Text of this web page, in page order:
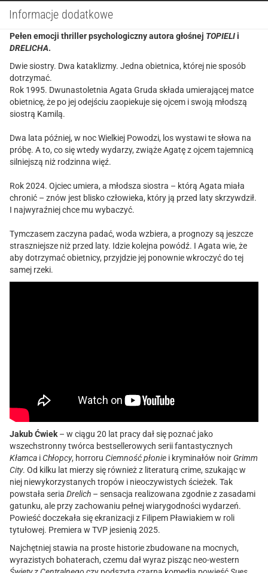
Informacje dodatkowe
Pełen emocji thriller psychologiczny autora głośnej TOPIELIi
DRELICHA.
Dwie siostry. Dwa kataklizmy. Jedna obietnica, której nie sposób
dotrzymać.
Rok 1995. Dwunastoletnia Agata Gruda składa umierającej matce
obietnicę, że po jej odejściu zaopiekuje się ojcem i swoją młodszą
siostrą Kamilą.
Dwa lata później, w noc Wielkiej Powodzi, los wystawi te słowa na
próbę. A to, co się wtedy wydarzy, zwiąże Agatę z ojcem tajemnicą
silniejszą niż rodzinna więź.
Rok 2024. Ojciec umiera, a młodsza siostra – którą Agata miała
chronić – znów jest blisko człowieka, który ją przed laty skrzywdził.
I najwyraźniej chce mu wybaczyć.
Tymczasem zaczyna padać, woda wzbiera, a prognozy są jeszcze
straszniejsze niż przed laty. Idzie kolejna powódź. I Agata wie, że
aby dotrzymać obietnicy, przyjdzie jej ponownie wkroczyć do tej
samej rzeki.
Jakub Ćwiek – w ciągu 20 lat pracy dał się poznać jako
wszechstronny twórca bestsellerowych serii fantastycznych
Kłamca iChłopcy, horroru Ciemność płonie i kryminałów noir Grimm
City. Od kilku lat mierzy się również z literaturą crime, szukając w
niej niewykorzystanych tropów i nieoczywistych ścieżek. Tak
powstała seria Drelich – sensacja realizowana zgodnie z zasadami
gatunku, ale przy zachowaniu pełnej wiarygodności wydarzeń.
Powieść doczekała się ekranizacji z Filipem Pławiakiem w roli
tytułowej. Premiera w TVP jesienią 2025.
Najchętniej stawia na proste historie zbudowane na mocnych,
wyrazistych bohaterach, czemu dał wyraz pisząc neo-western